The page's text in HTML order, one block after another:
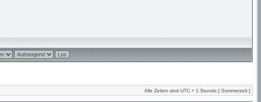
Alle Zeiten sind UTC + 1 Stunde [ Sommerzeit ]